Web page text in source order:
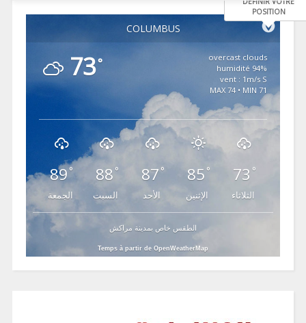
COLUMBUS
POSITION
73°
overcast clouds
94% humidité
vent : 1m/s S
MAX 74 • MIN 71
89°
الجمعة
88 °
السبت
87°
الأحد
85 °
الإثنين
73 °
الثلاثاء
الطقس خاص بمدينة مراكش
Temps à partir de OpenWeatherMap